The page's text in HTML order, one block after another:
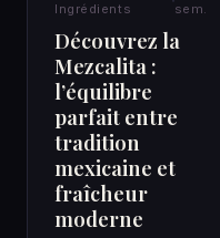
Ingrédients
sem.
Découvrez la
Mezcalita :
l’équilibre
parfait entre
tradition
mexicaine et
fraîcheur
moderne